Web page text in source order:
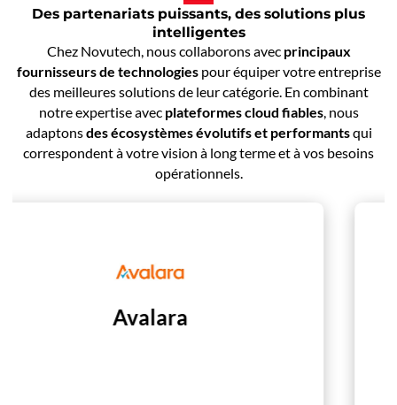
Des partenariats puissants, des solutions plus
intelligentes
Chez Novutech, nous collaborons avec principaux
fournisseurs de technologiespour équiper votre entreprise
des meilleures solutions de leur catégorie. En combinant
notre expertise avec plateformes cloud fiables, nous
adaptonsdes écosystèmes évolutifs et performantsqui
correspondent à votre vision à long terme et à vos besoins
opérationnels.
FloQast